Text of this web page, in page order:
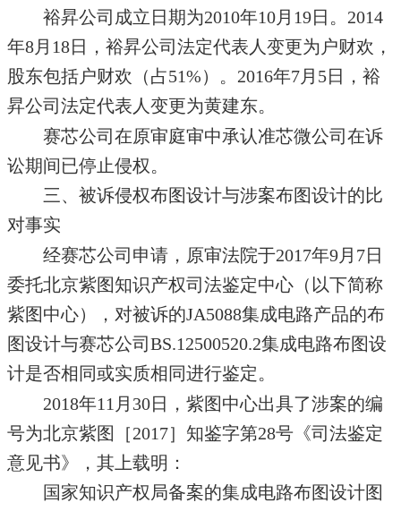
裕昇公司成立日期为2010年10月19日。2014
年8月18日，裕昇公司法定代表人变更为户财欢，
股东包括户财欢（占51%）。2016年7月5日，裕
昇公司法定代表人变更为黄建东。
赛芯公司在原审庭审中承认准芯微公司在诉
讼期间已停止侵权。
三、被诉侵权布图设计与涉案布图设计的比
对事实
经赛芯公司申请，原审法院于2017年9月7日
委托北京紫图知识产权司法鉴定中心（以下简称
紫图中心），对被诉的JA5088集成电路产品的布
图设计与赛芯公司BS.12500520.2集成电路布图设
计是否相同或实质相同进行鉴定。
2018年11月30日，紫图中心出具了涉案的编
号为北京紫图［2017］知鉴字第28号《司法鉴定
意见书》，其上载明：
国家知识产权局备案的集成电路布图设计图